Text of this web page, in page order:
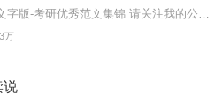
万
说